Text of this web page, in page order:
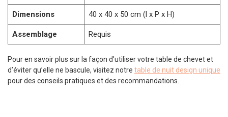
Dimensions 40 x 40 x 50 cm (l x P x H)
Assemblage Requis
Pour en savoir plus sur la façon d’utiliser votre table de chevet et
d’éviter qu’elle ne bascule, visitez notre table de nuit design unique
pour des conseils pratiques et des recommandations.